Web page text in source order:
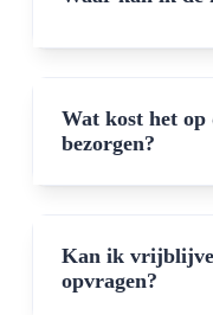
Wat kost het op
bezorgen?
Kan ik
opvragen?